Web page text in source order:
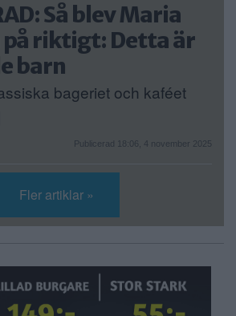
Så blev Maria
på riktigt: Detta är
barn
bageriet och kaféet
Publicerad 18:06, 4 november 2025
Fler artiklar »